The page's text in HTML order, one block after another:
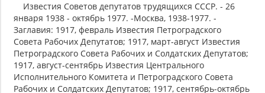
Известия Советов депутатов трудящихся СССР. - 26
января 1938 - октябрь 1977. -Москва, 1938-1977. -
Заглавия: 1917, февраль Известия Петроградского
Совета Рабочих Депутатов; 1917, март-август Известия
Петроградского Совета Рабочих и Солдатских Депутатов;
1917, август-сентябрь Известия Центрального
Исполнительного Комитета и Петроградского Совета
Рабочих и Солдатских Депутатов; 1917, сентябрь-октябрь